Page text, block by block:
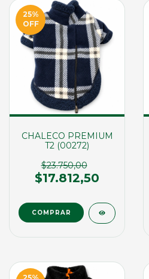
25%
OFF
CHALECO PREMIUM
T2 (00272)
$23.750,00
$17.812,50
COMPRAR